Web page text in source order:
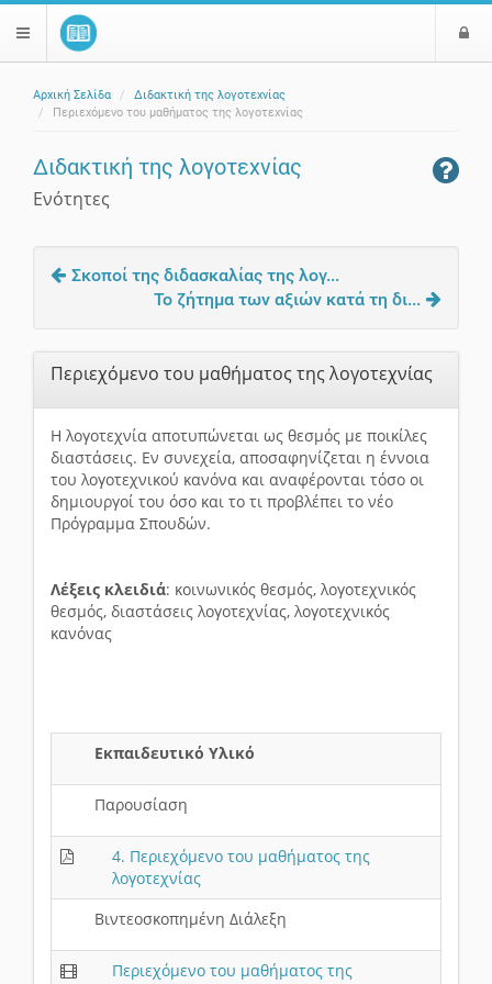
$langMenu
Αρχική Σελίδα
Διδακτική της λογοτεχνίας
Περιεχόμενο του μαθήματος της λογοτεχνίας
Διδακτική της λογοτεχνίας
Ενότητες
Σκοποί της διδασκαλίας της λογ...
Το ζήτημα των αξιών κατά τη δι...
Περιεχόμενο του μαθήματος της λογοτεχνίας
Η λογοτεχνία αποτυπώνεται ως θεσμός με ποικίλες
διαστάσεις. Εν συνεχεία, αποσαφηνίζεται η έννοια
του λογοτεχνικού κανόνα και αναφέρονται τόσο οι
δημιουργοί του όσο και το τι προβλέπει το νέο
Πρόγραμμα Σπουδών.
Λέξεις κλειδιά: κοινωνικός θεσμός, λογοτεχνικός
θεσμός, διαστάσεις λογοτεχνίας, λογοτεχνικός
κανόνας
Εκπαιδευτικό Υλικό
Παρουσίαση
4. Περιεχόμενο του μαθήματος της
λογοτεχνίας
Βιντεοσκοπημένη Διάλεξη
Περιεχόμενο του μαθήματος της